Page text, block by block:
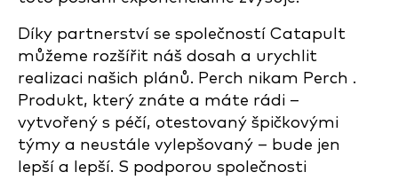
Díky partnerství se společností Catapult
můžeme rozšířit náš dosah a urychlit
realizaci našich plánů. Perch nikam Perch .
Produkt, který znáte a máte rádi –
vytvořený s péčí, otestovaný špičkovými
týmy a neustále vylepšovaný – bude jen
lepší a lepší. S podporou společnosti